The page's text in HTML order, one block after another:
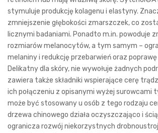
stymuluje produkcję kolagenu i elastyny.
zmniejszenie głębokości zmarszczek, co
licznymi badaniami. Ponadto m.in. powoduje
rozmiarów melanocytów, a tym samym –
melaniny i redukcję przebarwień oraz
Delikatny dla skóry, nie wywołuje żadnych
zawiera także składniki wspierające cerę
ich połączeniu z opisanymi wyżej surowcami
może być stosowany u osób z tego rodzaju
drzewa chinowego działa oczyszczająco i
ogranicza rozwój niekorzystnych